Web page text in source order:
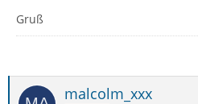
Gruß
malcolm_xxx